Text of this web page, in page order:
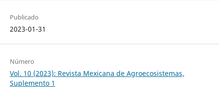
Publicado
2023-01-31
Número
Vol. 10 (2023): Revista Mexicana de Agroecosistemas,
Suplemento 1